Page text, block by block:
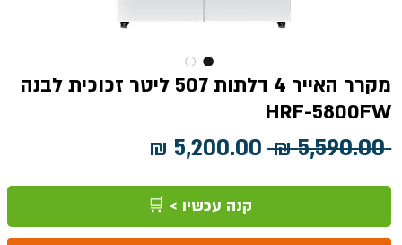
מקרר האייר 4 דלתות 507 ליטר זכוכית לבנה
HRF-5800FW
‏5,590.00 ‏₪
מחיר
רגיל
מבצע
קנה עכשיו > 🛒